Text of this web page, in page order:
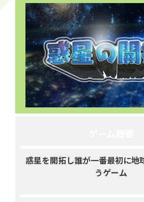
惑星を開拓し誰が一番最初に地
うゲーム